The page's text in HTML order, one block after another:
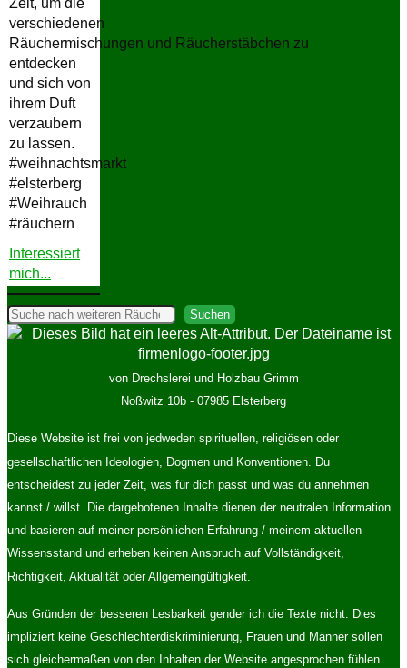
verschiedenen
Räuchermischungen und Räucherstäbchen zu
entdecken
und sich von
ihrem Duft
verzaubern
zu lassen.
#weihnachtsmarkt
#elsterberg
#Weihrauch
#räuchern
Interessiert
mich...
Elsterberg"
Suchen
Suchen
von Drechslerei und Holzbau Grimm
Noßwitz 10b - 07985 Elsterberg
Diese Website ist frei von jedweden spirituellen, religiösen oder
gesellschaftlichen Ideologien, Dogmen und Konventionen. Du
entscheidest zu jeder Zeit, was für dich passt und was du annehmen
kannst / willst. Die dargebotenen Inhalte dienen der neutralen Information
und basieren auf meiner persönlichen Erfahrung / meinem aktuellen
Wissensstand und erheben keinen Anspruch auf Vollständigkeit,
Richtigkeit, Aktualität oder Allgemeingültigkeit.
Aus Gründen der besseren Lesbarkeit gender ich die Texte nicht. Dies
impliziert keine Geschlechterdiskriminierung, Frauen und Männer sollen
sich gleichermaßen von den Inhalten der Website angesprochen fühlen.